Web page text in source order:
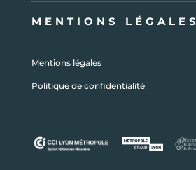
MENTIONS LÉGALES
Mentions légales
Politique de confidentialité